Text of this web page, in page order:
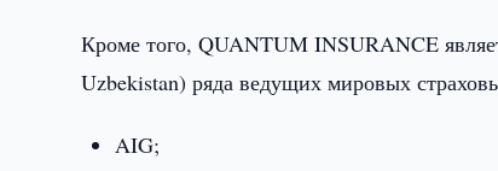
Кроме того, QUANTUM INSURANCE
Uzbekistan) ряда ведущих мировых
AIG;